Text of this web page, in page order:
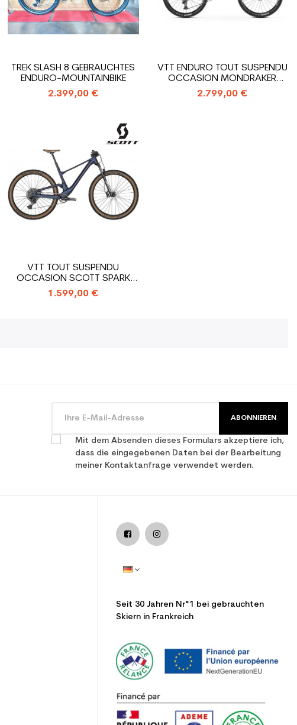
TREK SLASH 8 GEBRAUCHTES
ENDURO-MOUNTAINBIKE
2.399,00 €
VTT ENDURO TOUT SUSPENDU
OCCASION MONDRAKER
FOXY R
2.799,00 €
VTT TOUT SUSPENDU
OCCASION SCOTT SPARK
970 DARK...
1.599,00 €
ABONNIEREN
Mit dem Absenden dieses Formulars akzeptiere ich,
dass die eingegebenen Daten bei der Bearbeitung
meiner Kontaktanfrage verwendet werden.
Seit 30 Jahren Nr°1 bei gebrauchten
Skiern in Frankreich